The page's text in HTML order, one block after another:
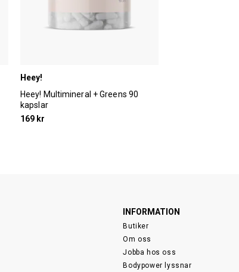
Heey!
Heey! Multimineral + Greens 90
kapslar
169 kr
INFORMATION
Butiker
Om oss
Jobba hos oss
Bodypower lyssnar